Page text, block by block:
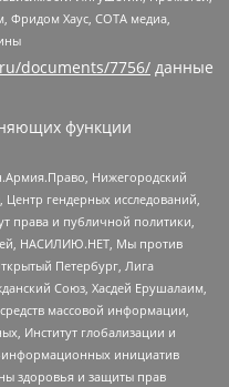
Фридом Хаус, СОТА медиа,
documents/7756/ данные
функции
Нижегородский
гендерных исследований,
права и публичной политики,
НАСИЛИЮ.НЕТ, Мы против
Петербург, Лига
Союз, Хасдей Ерушалаим,
массовой информации,
Институт глобализации и
инициатив
здоровья и защиты прав